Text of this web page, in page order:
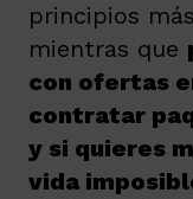
principios
mientras que
con ofertas
contratar
y si quieres
vida